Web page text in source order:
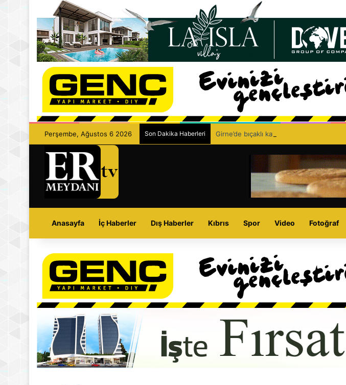
Perşembe, Ağustos 6 2026 Son Dakika Haberleri Girne’de bıçaklı kavga can aldı: 40
Anasayfa İç Haberler Dış Haberler Kıbrıs Spor Video Fotoğraf